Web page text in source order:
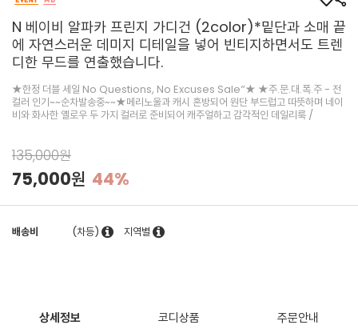
N 베이비 알파카 프린지 가디건 (2color)*밑단과 소매 끝
에 자연스러운 데미지 디테일을 넣어 빈티지하면서도 트렌
디한 무드를 연출했습니다.
★한정 더블 세일 No Questions, No Excuses Sale”★ ★주.문.대.폭.주 - 전
컬러 인기~~순차발송중~~★메리노울과 캐시 혼방되어 원단 부드럽고 따뜻하며 네이
비와 화사한 옐로우 두 가지 컬러로 준비되어 캐주얼하고 감각적인 데일리룩 /
135,000원
75,000원 44%
배송비 (차등) 지역별
상세정보 코디상품 주문안내